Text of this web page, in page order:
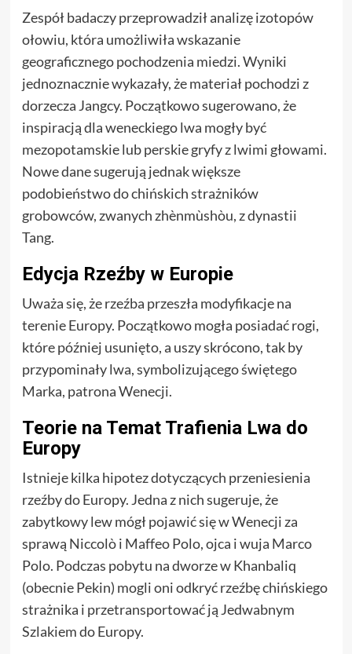
Zespół badaczy przeprowadził analizę izotopów
ołowiu, która umożliwiła wskazanie
geograficznego pochodzenia miedzi. Wyniki
jednoznacznie wykazały, że materiał pochodzi z
dorzecza Jangcy. Początkowo sugerowano, że
inspiracją dla weneckiego lwa mogły być
mezopotamskie lub perskie gryfy z lwimi głowami.
Nowe dane sugerują jednak większe
podobieństwo do chińskich strażników
grobowców, zwanych zhènmùshòu, z dynastii
Tang.
Edycja Rzeźby w Europie
Uważa się, że rzeźba przeszła modyfikacje na
terenie Europy. Początkowo mogła posiadać rogi,
które później usunięto, a uszy skrócono, tak by
przypominały lwa, symbolizującego świętego
Marka, patrona Wenecji.
Teorie na Temat Trafienia Lwa do
Europy
Istnieje kilka hipotez dotyczących przeniesienia
rzeźby do Europy. Jedna z nich sugeruje, że
zabytkowy lew mógł pojawić się w Wenecji za
sprawą Niccolò i Maffeo Polo, ojca i wuja Marco
Polo. Podczas pobytu na dworze w Khanbaliq
(obecnie Pekin) mogli oni odkryć rzeźbę chińskiego
strażnika i przetransportować ją Jedwabnym
Szlakiem do Europy.